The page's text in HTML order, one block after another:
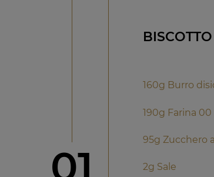
Step
01
160g Burro
190g Farina 00
95g Zucchero
2g Sale